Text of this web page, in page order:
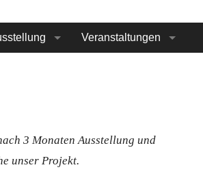
Veranstaltungen
3 Monaten Ausstellung und
unser Projekt.